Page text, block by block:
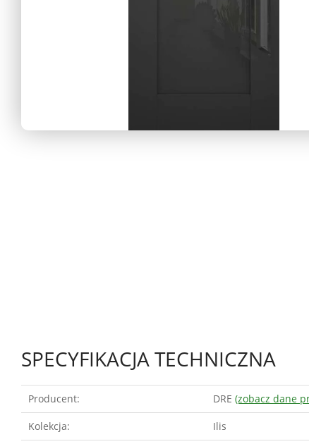
SPECYFIKACJA TECHNICZNA
Producent: DRE (zobacz dane
Kolekcja: Ilis